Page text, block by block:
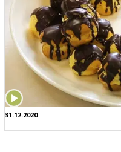
31.12.2020